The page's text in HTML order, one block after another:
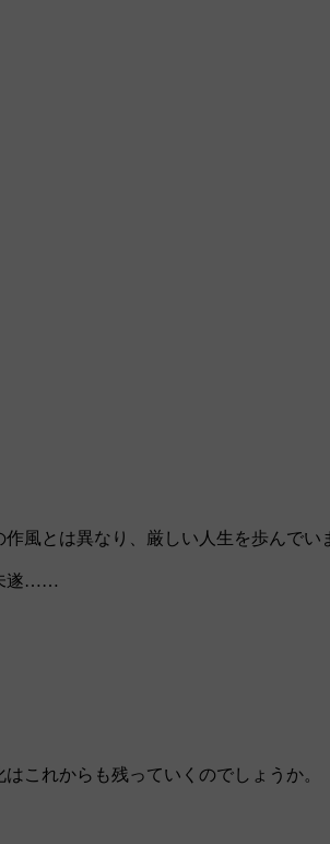
風とは異なり、厳しい人生を歩んでい
遂……
これからも残っていくのでしょうか。